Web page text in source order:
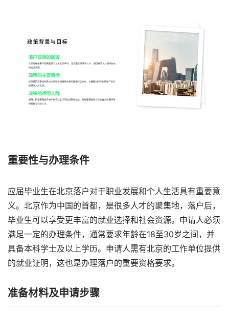
重要性与办理条件
应届毕业生在北京落户对于职业发展和个人生活具有重要意
义。北京作为中国的首都，是很多人才的聚集地，落户后，
毕业生可以享受更丰富的就业选择和社会资源。申请人必须
满足一定的办理条件，通常要求年龄在18至30岁之间，并
具备本科学士及以上学历。申请人需有北京的工作单位提供
的就业证明，这也是办理落户的重要资格要求。
准备材料及申请步骤